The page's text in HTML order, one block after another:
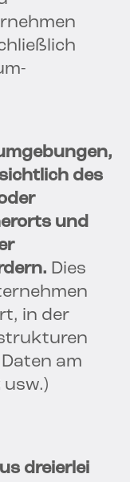
des
und
Dies
in der
am
usw.)
dreierlei